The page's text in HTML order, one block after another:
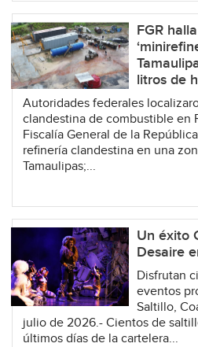
FGR
litros de
Autoridades federales
clandestina de combustible en
Fiscalía General de la
refinería clandestina en una
Tamaulipas;...
Un éxito
Desaire
Disfrutan
eventos
Saltillo,
julio de 2026.- Cientos de
últimos días de la cartelera...